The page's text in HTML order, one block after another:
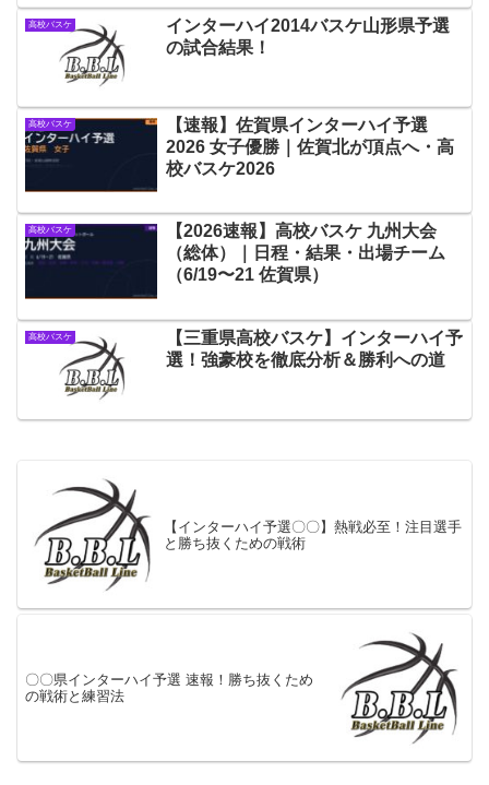
高校バスケ
インターハイ2014バスケ山形県予選
の試合結果！
高校バスケ
【速報】佐賀県インターハイ予選
2026 女子優勝｜佐賀北が頂点へ・高
校バスケ2026
高校バスケ
【2026速報】高校バスケ 九州大会
（総体）｜日程・結果・出場チーム
（6/19〜21 佐賀県）
高校バスケ
【三重県高校バスケ】インターハイ予
選！強豪校を徹底分析＆勝利への道
【インターハイ予選〇〇】熱戦必至！注目選手
と勝ち抜くための戦術
〇〇県インターハイ予選 速報！勝ち抜くため
の戦術と練習法